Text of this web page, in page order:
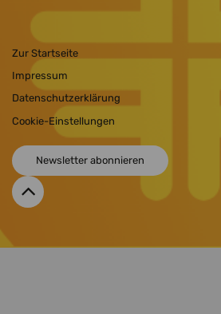
Zur Startseite
Impressum
Datenschutzerklärung
Cookie-Einstellungen
Newsletter abonnieren